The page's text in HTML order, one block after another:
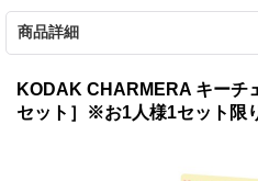
商品詳細
KODAK CHARMERA キーチ
セット］※お1人様1セット限